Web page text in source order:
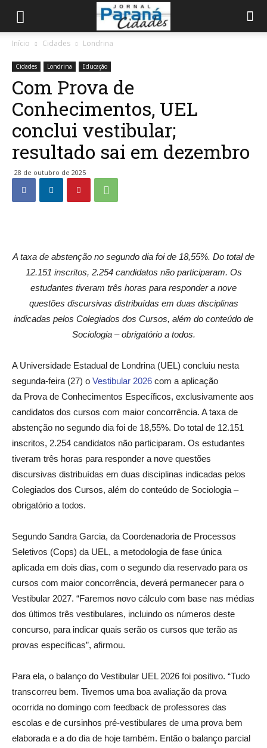
Início Cidades Londrina
Cidades Londrina Educação
Com Prova de
Conhecimentos, UEL
conclui vestibular;
resultado sai em dezembro
28 de outubro de 2025
A taxa de abstenção no segundo dia foi de 18,55%. Do total de
12.151 inscritos, 2.254 candidatos não participaram. Os
estudantes tiveram três horas para responder a nove
questões discursivas distribuídas em duas disciplinas
indicadas pelos Colegiados dos Cursos, além do conteúdo de
Sociologia – obrigatório a todos.
A Universidade Estadual de Londrina (UEL) concluiu nesta
segunda-feira (27) o Vestibular 2026 com a aplicação
da Prova de Conhecimentos Específicos, exclusivamente aos
candidatos dos cursos com maior concorrência. A taxa de
abstenção no segundo dia foi de 18,55%. Do total de 12.151
inscritos, 2.254 candidatos não participaram. Os estudantes
tiveram três horas para responder a nove questões
discursivas distribuídas em duas disciplinas indicadas pelos
Colegiados dos Cursos, além do conteúdo de Sociologia –
obrigatório a todos.
Segundo Sandra Garcia, da Coordenadoria de Processos
Seletivos (Cops) da UEL, a metodologia de fase única
aplicada em dois dias, com o segundo dia reservado para os
cursos com maior concorrência, deverá permanecer para o
Vestibular 2027. “Faremos novo cálculo com base nas médias
dos últimos três vestibulares, incluindo os números deste
concurso, para indicar quais serão os cursos que terão as
provas específicas”, afirmou.
Para ela, o balanço do Vestibular UEL 2026 foi positivo. “Tudo
transcorreu bem. Tivemos uma boa avaliação da prova
ocorrida no domingo com feedback de professores das
escolas e de cursinhos pré-vestibulares de uma prova bem
elaborada e a do dia de hoje também. Então o balanço parcial